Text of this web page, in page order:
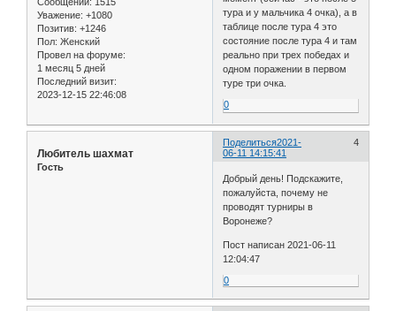
Уважение: +1080
Позитив: +1246
Пол: Женский
Провел на форуме:
1 месяц 5 дней
Последний визит:
2023-12-15 22:46:08
тура и у мальчика 4 очка), а в
таблице после тура 4 это
состояние после тура 4 и там
реально при трех победах и
одном поражении в первом
туре три очка.
0
Поделиться 4
2021-
06-11 14:15:41
Любитель шахмат
Гость
Добрый день! Подскажите,
пожалуйста, почему не
проводят турниры в
Воронеже?
Пост написан 2021-06-11
12:04:47
0